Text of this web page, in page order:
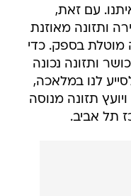
עם זאת,
ותזונה מאוזנת
מוטלת בספק. כדי
ותזונה נכונה
לנו במלאכה,
תזונה מנוסה
תל אביב.